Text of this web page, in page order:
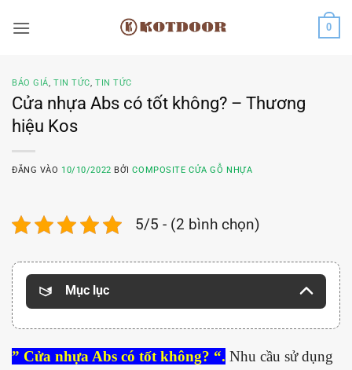
qua
0
BÁO GIÁ,TIN TỨC,TIN TỨC
Cửa nhựa Abs có tốt không? – Thương
hiệu Kos
ĐĂNG VÀO 10/10/2022 BỞICOMPOSITE CỬA GỖ NHỰA
5/5 - (2 bình chọn)
Mục lục
” Cửa nhựa Abs có tốt không? “. Nhu cầu sử dụng